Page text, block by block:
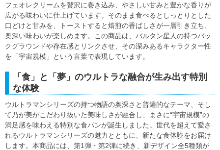
フェオレクリームを贅沢に巻き込み、やさしい甘みと豊かな香りが
広がる味わいに仕上げています。そのまま食べるとしっとりとした
口どけと甘みを、トーストすると焙煎の香ばしさが一層引き立ち、
奥深い味わいが楽しめます。この商品は、バルタン星人の持つバッ
クグラウンドや存在感とリンクさせ、その深みあるキャラクター性
を「宇宙規模」という言葉で表現しています。
「食」と「夢」のウルトラな融合が生み出す特別
な体験
ウルトラマンシリーズの持つ物語の奥深さと普遍的なテーマ、そし
て乃が美がこだわり抜いた美味しさが融合し、まさに“宇宙規模”の
満足感を味わえる特別な食パンが誕生しました。世代を超えて愛さ
れるウルトラマンシリーズの魅力とともに、新たな食体験をお届け
します。本商品には、第1弾・第2弾に続き、新デザイン全5種類が